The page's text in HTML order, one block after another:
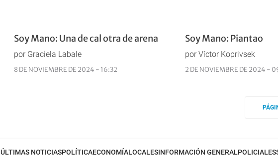
Soy Mano: Una de cal otra de arena
por Graciela Labale
8 DE NOVIEMBRE DE 2024 - 16:32
Soy Mano: Piantao
por Víctor Koprivsek
2 DE NOVIEMBRE DE 2024 -
ÚLTIMAS NOTICIASPOLÍTICAECONOMÍALOCALESINFORMACIÓN GENERALPOLICIALES